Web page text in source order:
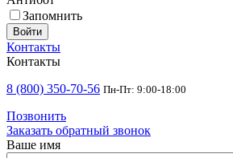
Запомнить
Войти
Контакты
Контакты
8 (800) 350-70-56 Пн-Пт: 9:00-18:00
Позвонить
Заказать обратный звонок
Ваше имя